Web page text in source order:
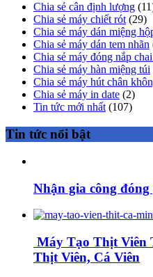
Chia sẻ cân định lượng
Chia sẻ máy chiết rót (29)
Chia sẻ máy dán miệng
Chia sẻ máy dán tem nhãn
Chia sẻ máy đóng nắp
Chia sẻ máy hàn miệng túi
Chia sẻ máy hút chân
Chia sẻ máy in date (2)
Tin tức mới nhất (107)
Tin tức nổi bật
Nhận gia công
Máy Tạo Thịt Viên
Thịt Viên, Cá Viên